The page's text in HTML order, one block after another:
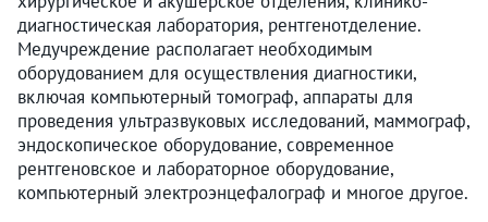
диагностическая лаборатория, рентгенотделение.
Медучреждение располагает необходимым
оборудованием для осуществления диагностики,
включая компьютерный томограф, аппараты для
проведения ультразвуковых исследований, маммограф,
эндоскопическое оборудование, современное
рентгеновское и лабораторное оборудование,
компьютерный электроэнцефалограф и многое другое.